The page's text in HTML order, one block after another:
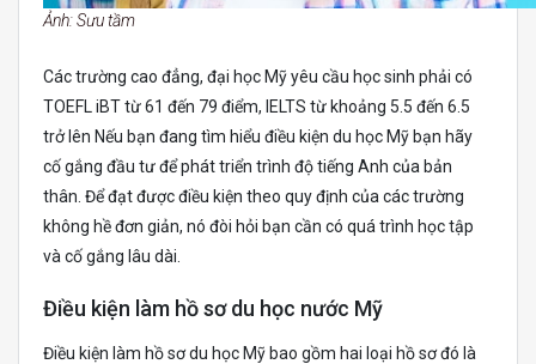
Ảnh: Sưu tầm
Các trường cao đẳng, đại học Mỹ yêu cầu học sinh phải có
TOEFL iBT từ 61 đến 79 điểm, IELTS từ khoảng 5.5 đến 6.5
trở lên Nếu bạn đang tìm hiểu điều kiện du học Mỹ bạn hãy
cố gắng đầu tư để phát triển trình độ tiếng Anh của bản
thân. Để đạt được điều kiện theo quy định của các trường
không hề đơn giản, nó đòi hỏi bạn cần có quá trình học tập
và cố gắng lâu dài.
Điều kiện làm hồ sơ du học nước Mỹ
Điều kiện làm hồ sơ du học Mỹ bao gồm hai loại hồ sơ đó là